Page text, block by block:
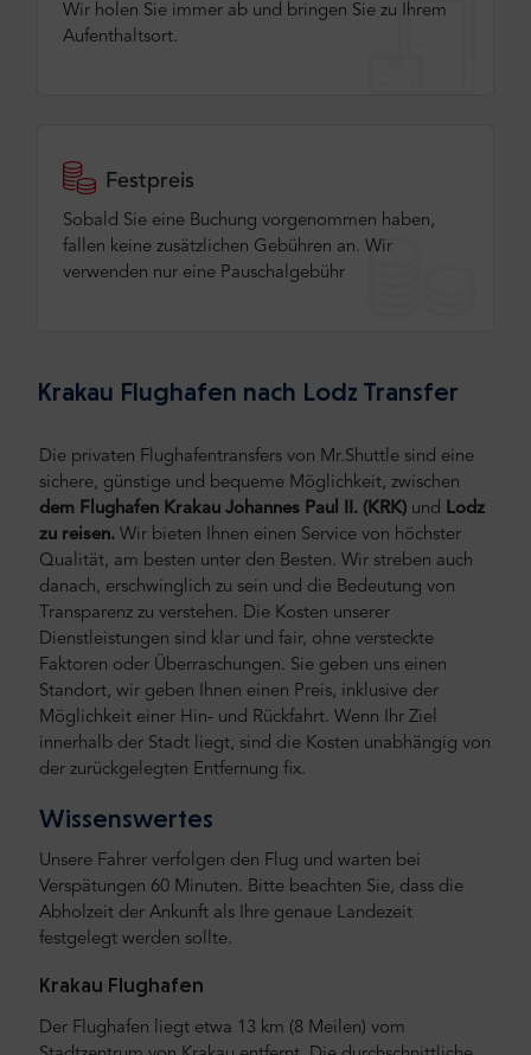
Wir holen Sie immer ab und bringen Sie zu Ihrem
Aufenthaltsort.
Festpreis
Sobald Sie eine Buchung vorgenommen haben,
fallen keine zusätzlichen Gebühren an. Wir
verwenden nur eine Pauschalgebühr
Krakau Flughafen nach Lodz Transfer
Die privaten Flughafentransfers von Mr.Shuttle sind eine
sichere, günstige und bequeme Möglichkeit, zwischen
dem Flughafen Krakau Johannes Paul II. (KRK) und Lodz
zu reisen. Wir bieten Ihnen einen Service von höchster
Qualität, am besten unter den Besten. Wir streben auch
danach, erschwinglich zu sein und die Bedeutung von
Transparenz zu verstehen. Die Kosten unserer
Dienstleistungen sind klar und fair, ohne versteckte
Faktoren oder Überraschungen. Sie geben uns einen
Standort, wir geben Ihnen einen Preis, inklusive der
Möglichkeit einer Hin- und Rückfahrt. Wenn Ihr Ziel
innerhalb der Stadt liegt, sind die Kosten unabhängig von
der zurückgelegten Entfernung fix.
Wissenswertes
Unsere Fahrer verfolgen den Flug und warten bei
Verspätungen 60 Minuten. Bitte beachten Sie, dass die
Abholzeit der Ankunft als Ihre genaue Landezeit
festgelegt werden sollte.
Krakau Flughafen
Der Flughafen liegt etwa 13 km (8 Meilen) vom